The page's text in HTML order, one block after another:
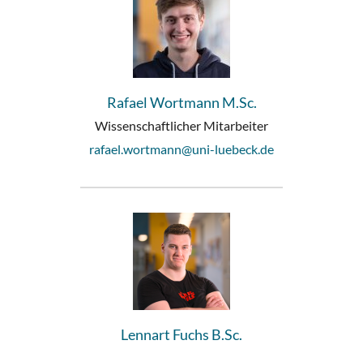
Rafael Wortmann M.Sc.
Wissenschaftlicher Mitarbeiter
rafael.wortmann@uni-luebeck.de
Lennart Fuchs B.Sc.